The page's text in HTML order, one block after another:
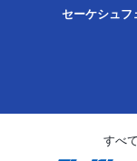
セーケシュフ
すべ